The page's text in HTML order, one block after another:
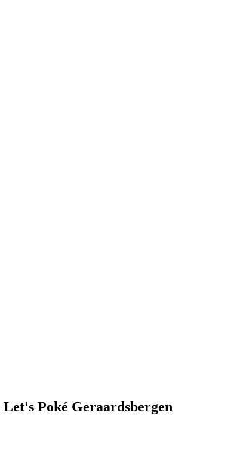
Let's Poké Geraardsbergen